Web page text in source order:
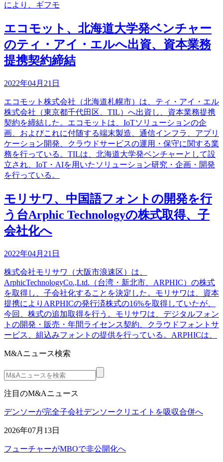
により、ギフモ
エコモット、北海道大学発ベンチャー
のティ・アイ・エルへ出資、資本業務
提携契約締結
2022年04月21日
エコモット株式会社（北海道札幌市）は、ティ・アイ・エル
株式会社（東京都千代田区、TIL）へ出資し、資本業務提携
契約を締結した。エコモットは、IoTソリューションの企
画、およびこれに付随する端末製造、通信インフラ、アプリ
ケーション開発、クラウドサービスの運用・保守に関する業
務を行っている。TILは、北海道大学発ベンチャーとして設
立され、IoT・AIを用いたソリューション研究・企画・開発
を行っている。
モリサワ、中国語フォントの開発を行
う台Arphic Technologyの株式取得、子
会社化へ
2022年04月21日
株式会社モリサワ（大阪市浪速区）は、
ArphicTechnologyCo.,Ltd.（台湾・新北市、ARPHIC）の株式
を取得し、子会社化することを決定した。モリサワは、資本
提携によりARPHICの発行済株式の16%を取得していたが、
今回、株式の追加取得を行う。モリサワは、デジタルフォン
トの開発・販売・年間ライセンス契約、クラウドフォントサ
ービス、組込みフォントの提供を行っている。ARPHICは、
M&Aニュース検索
注目のM&Aニュース
デンソーが完全子会社デンソークリエイトを吸収合併へ
2026年07月13日
フューチャーがMBOで非公開化へ